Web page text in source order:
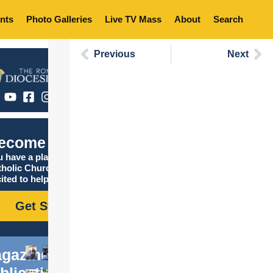
Photo Galleries Live TV Mass About Search
Catholic
have a place in the
Church, and we are
to help you find it!
Get Started
Previous Next